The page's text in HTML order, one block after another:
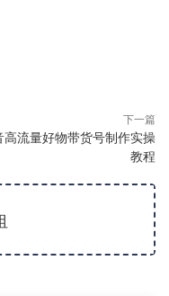
下一篇
高流量好物带货号制作实操
教程